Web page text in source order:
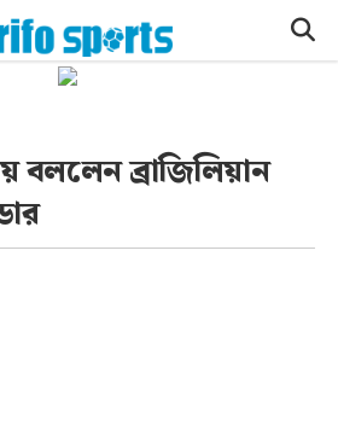
বললেন ব্রাজিলিয়ান